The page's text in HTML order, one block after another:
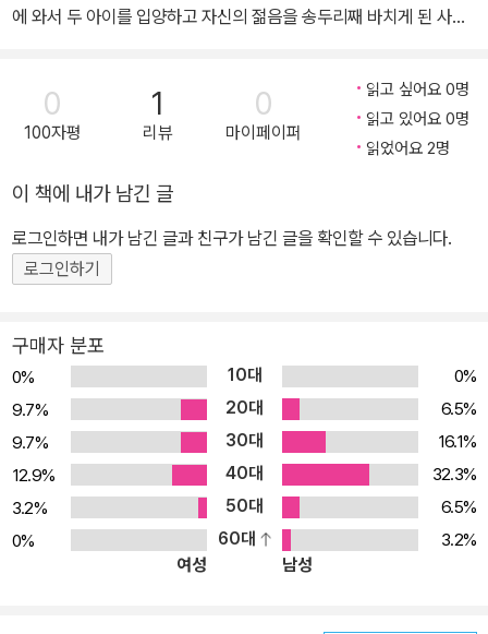
수 보철 치료를 시행했다. 또한 호남지방 최초로 조선대학교 치과대
국 최초의 언어병리학 프로그램에 참여하는 등 치과 발전에 기여했
다. 한국에서 활동한 25년간 탁월한 강의 및 실습과 더불어 외국의
현대 치과 의술과 장비를 들여와 전문의 배출에 힘을 쏟았으며, 이들
82년‘ 치과의료선교회’를 창설했다. 1986년 미국으로 돌아간 뒤 네
브라스카 치과대학, 오랄 로버츠 치과대학 교수로 봉직했고, 은퇴 후
에도 세계 여러 나라를 다니며 의료 봉사활동을 계속했으며 이동식
념 치과병원’이 설립된 것은, 한국인과 더불어 살며 오직 솔선수범으
로 예수 그리스도의 사랑을 전함으로써 제자들로 하여금 동일한 사랑
을 자발적으로 우즈베키스탄에 전하고 또한 그 사랑이 제2, 제3의 곳
으로 계속해서 이어져 나가게 하는 진정한 선교가 무엇인지 보여 주
는 하나의 상징이라 할 수 있다.
에 와서 두 아이를 입양하고 자신의 젊음을 송두리째 바치게 된 사연,
유쾌한 에피소드, 가난한 무의촌 환자들과 썩은 냄새가 나는 구강암
환자들을 마치 오랜 친구 대하듯 농담을 하고 웃겨 가며 신나게 치료
하던 모습, 철저한 수련과정으로 전문인 양성에 힘쓰고 진료 현장에
과정 등 파란 눈의 치과의사 닥터 뉴스마의 식을 줄 모르는 열정과 도
전, 한국 사랑이 펼쳐진다! “우리가 해야 할 일은 기쁜 소식을 나누는
일입니다” 대한치과의사협회 치의신보에 따르면 미국에서는 3만여
종이나 되는 생업에 종사하는 직업 중 화공약품을 취급하는 업을 가
계보건기구(WHO)의 정신건강 담당인 호세 베르톨로테 박사 역시
“치과의사, 수의사들이 특히 자살의 위험성이 높다”고 말한 바 있으
며, 최근 미국 국립직업안전 보건연구소 소속 로버트 파크 박사는 연
구를 통해 치과의사의 경우 타 직종에 비해 65세 이전에 발생하는
‘조로성 치매’에 걸려 사망할 가능성이 높다고 보고했다. 하지만 이러
한 사실은 우리 사회에서 치과의사라는 직업에 대해 고소득과 칼퇴근
이 보장되는 안정적 직업이라 생각하는 사람들에게 아직 낯설기만 한
것이 현실이다. 비단 자살은 치과의사만의 문제가 아닌 대한민국에
라의 자살 사망률이 경제협력개발기구(OECD) 국가 가운데 최고 수
0
100자평
1
리뷰
0
마이페이퍼
읽고 싶어요 0명
읽고 있어요 0명
읽었어요 2명
이 책에 내가 남긴 글
로그인하면 내가 남긴 글과 친구가 남긴 글을 확인할 수 있습니다.
로그인하기
구매자 분포
0% 10대
0%
9.7%
20대
6.5%
9.7%
30대
16.1%
12.9%
40대
32.3%
3.2%
50대
6.5%
0%
60대
3.2%
여성
남성